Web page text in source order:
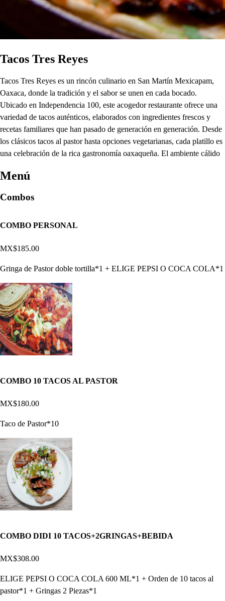
Tacos Tres Reyes
Tacos Tres Reyes es un rincón culinario en San Martín Mexicapam,
Oaxaca, donde la tradición y el sabor se unen en cada bocado.
Ubicado en Independencia 100, este acogedor restaurante ofrece una
variedad de tacos auténticos, elaborados con ingredientes frescos y
recetas familiares que han pasado de generación en generación. Desde
los clásicos tacos al pastor hasta opciones vegetarianas, cada platillo es
una celebración de la rica gastronomía oaxaqueña. El ambiente cálido
Menú
Combos
COMBO PERSONAL
MX$185.00
Gringa de Pastor doble tortilla*1 + ELIGE PEPSI O COCA COLA*1
COMBO 10 TACOS AL PASTOR
MX$180.00
Taco de Pastor*10
COMBO DIDI 10 TACOS+2GRINGAS+BEBIDA
MX$308.00
ELIGE PEPSI O COCA COLA 600 ML*1 + Orden de 10 tacos al
pastor*1 + Gringas 2 Piezas*1